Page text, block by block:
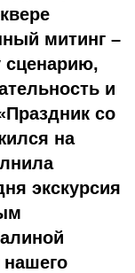
митинг –
сценарию,
и
со
на
экскурсия